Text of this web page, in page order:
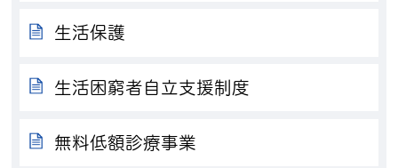
生活保護
生活困窮者自立支援制度
無料低額診療事業